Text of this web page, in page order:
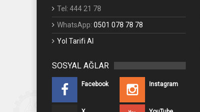
Tel: 444 21 78
WhatsApp: 0501 078 78 78
Yol Tarifi Al
SOSYAL AĞLAR
Facebook Instagram